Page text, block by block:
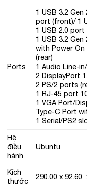
Ports
1 USB 3.2
port (front)/ 1
1 USB 2.0
1 USB 3.2
with Power On
(rear)
1 Audio Line-
2 DisplayPort
2 PS/2 ports
1 RJ-45 port
1 VGA Port/
Type-C Port
1 Serial/PS2
Hệ
điều
hành
Ubuntu
Kích
thước
290.00 x 92.60